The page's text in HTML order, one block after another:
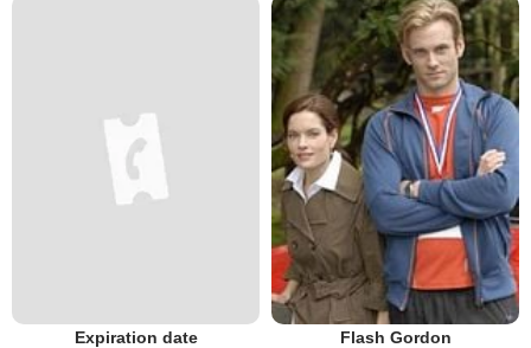
Expiration date Flash Gordon